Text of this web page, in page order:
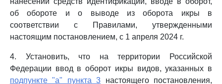
об обороте и о выводе из оборота икры в
соответствии с Правилами, утвержденными
настоящим постановлением, с 1 апреля 2024 г.
4. Установить, что на территории Российской
Федерации ввод в оборот икры видов, указанных в
подпункте "а" пункта 3 настоящего постановления,